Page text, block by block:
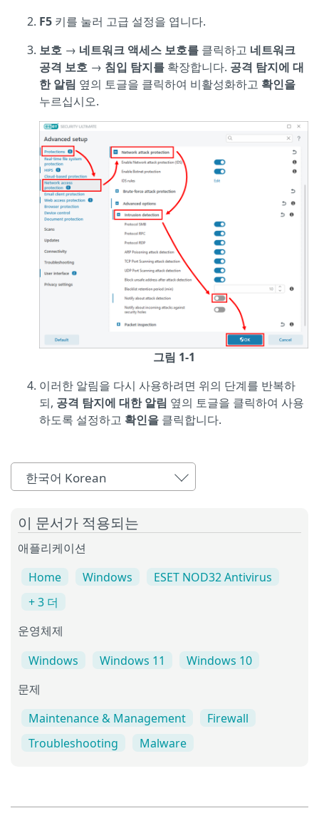
F5 키를 눌러 고급 설정을 엽니다.
보호 → 네트워크 액세스 보호를 클릭하고 네트워크
공격 보호 → 침입 탐지를 확장합니다. 공격 탐지에 대
한 알림 옆의 토글을 클릭하여 비활성화하고 확인을
누르십시오.
그림 1-1
이러한 알림을 다시 사용하려면 위의 단계를 반복하
되, 공격 탐지에 대한 알림 옆의 토글을 클릭하여 사용
하도록 설정하고 확인을 클릭합니다.
한국어 Korean
이 문서가 적용되는
애플리케이션
Home Windows
ESET NOD32 Antivirus
+ 3 더
운영체제
Windows Windows 11 Windows 10
문제
Maintenance & Management
Firewall
Troubleshooting
Malware